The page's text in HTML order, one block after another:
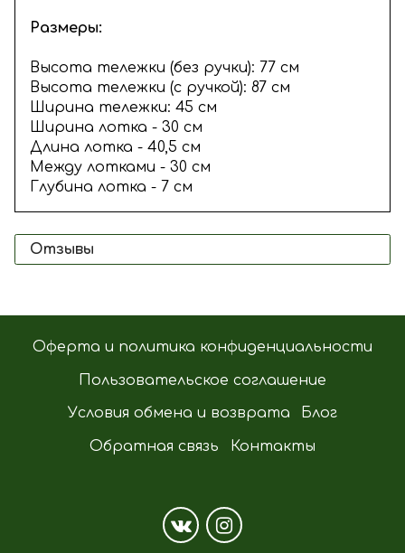
Размеры:
Высота тележки (без ручки): 77 см
Высота тележки (с ручкой): 87 см
Ширина тележки: 45 см
Ширина лотка - 30 см
Длина лотка - 40,5 см
Между лотками - 30 см
Глубина лотка - 7 см
Отзывы
Оферта и политика конфиденциальности
Пользовательское соглашение
Условия обмена и возврата Блог
Обратная связь Контакты